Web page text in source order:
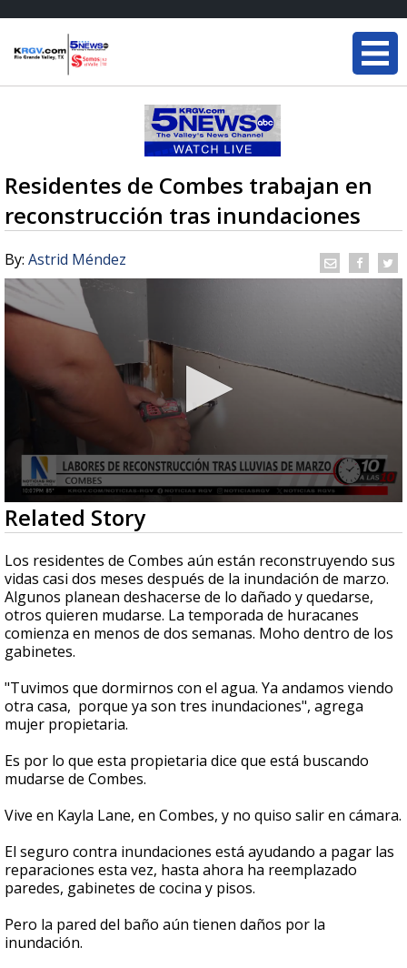
Residentes de Combes trabajan en
reconstrucción tras inundaciones
By: Astrid Méndez
0
seconds
of
1
minute,
48
seconds
Related Story
Los residentes de Combes aún están reconstruyendo sus
vidas casi dos meses después de la inundación de marzo.
Algunos planean deshacerse de lo dañado y quedarse,
otros quieren mudarse. La temporada de huracanes
comienza en menos de dos semanas. Moho dentro de los
gabinetes.
"Tuvimos que dormirnos con el agua. Ya andamos viendo
otra casa, porque ya son tres inundaciones", agrega
mujer propietaria.
Es por lo que esta propietaria dice que está buscando
mudarse de Combes.
Vive en Kayla Lane, en Combes, y no quiso salir en cámara.
El seguro contra inundaciones está ayudando a pagar las
reparaciones esta vez, hasta ahora ha reemplazado
paredes, gabinetes de cocina y pisos.
Pero la pared del baño aún tienen daños por la
inundación.